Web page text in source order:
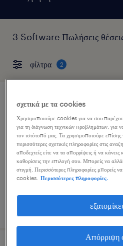
3 Software Πωλήσεις
φίλτρα 2
sales proposal engineer
athens, attica
μόνιμη
δημοσιεύτηκε 3 αυγούστου 2026
σχετικά με τα cookies
Χρησιμοποιούμε cookies για να σου
για τη διάγνωση τεχνικών προβλημάτων, για
τον ιστότοπό μας. Τα χρησιμοποιούμε
περισσότερες σχετικές πληροφορίες στις
αποδεχτείς είτε να τα απορρίψεις ή να
καθορίσεις την επιλογή σου. Μπορείς να
στιγμή. Περισσότερες πληροφορίες μπορείς
cookies.
Περισσότερες πληροφορίες.
Απόρριψη